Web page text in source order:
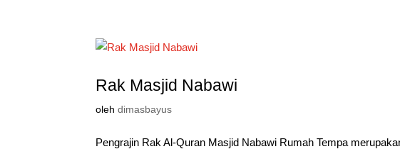
Rak Masjid Nabawi
olehdimasbayus
Pengrajin Rak Al-Quran Masjid Nabawi Rumah Tempa